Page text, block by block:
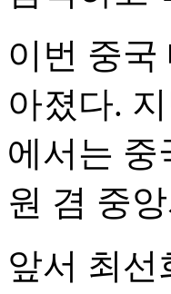
이번 중국
아졌다.
에서는 중
원 겸 중
앞서 최선